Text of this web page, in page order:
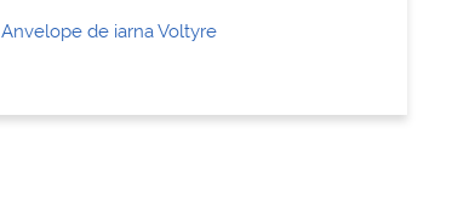
Anvelope de iarna Voltyre